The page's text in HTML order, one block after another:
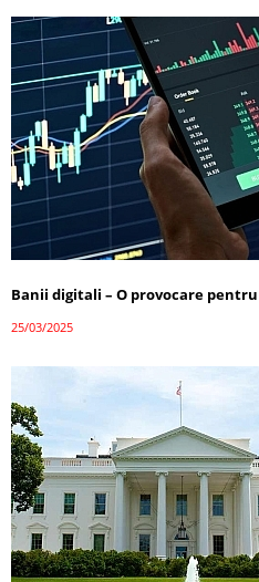
Banii digitali – O provocare
25/03/2025